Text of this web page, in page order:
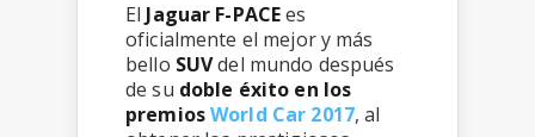
El Jaguar F-PACEes
oficialmente el mejor y más
bello SUVdel mundo después
de su doble éxito en los
premiosWorld Car 2017, al